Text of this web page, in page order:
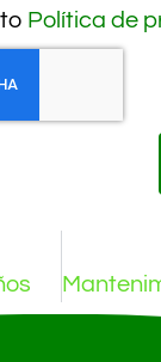
Política de